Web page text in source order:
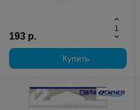
193 р.
Купить